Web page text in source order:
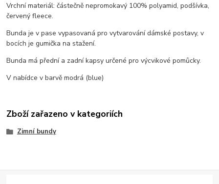
Vrchní materiál: částečně nepromokavý 100% polyamid, podšívka,
červený fleece.
Bunda je v pase vypasovaná pro vytvarování dámské postavy, v
bocích je gumička na stažení.
Bunda má přední a zadní kapsy určené pro výcvikové pomůcky.
V nabídce v barvě modrá (blue)
Zboží zařazeno v kategoriích
Zimní bundy